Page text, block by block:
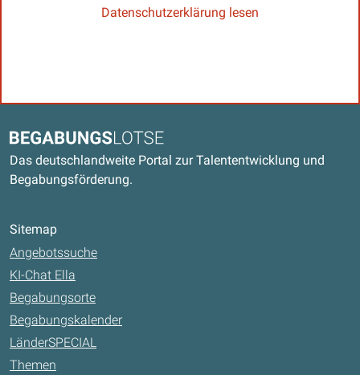
Datenschutzerklärung lesen
Begabungslotse
Das deutschlandweite Portal zur Talententwicklung und
Begabungsförderung.
Sitemap
Angebotssuche
KI-Chat Ella
Begabungsorte
Begabungskalender
LänderSPECIAL
Themen